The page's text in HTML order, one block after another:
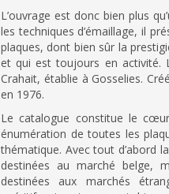
L’ouvrage est donc bien plus
les techniques d’émaillage, il
plaques, dont bien sûr la
et qui est toujours en activité.
Crahait, établie à Gosselies.
en 1976.
Le catalogue constitue le
énumération de toutes les
thématique. Avec tout d’abord
destinées au marché belge,
destinées aux marchés